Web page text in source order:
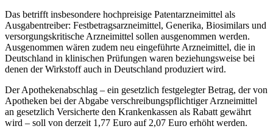
Das betrifft insbesondere hochpreisige Patentarzneimittel als
Ausgabentreiber: Festbetragsarzneimittel, Generika, Biosimilars und
versorgungskritische Arzneimittel sollen ausgenommen werden.
Ausgenommen wären zudem neu eingeführte Arzneimittel, die in
Deutschland in klinischen Prüfungen waren beziehungsweise bei
denen der Wirkstoff auch in Deutschland produziert wird.
Der Apothekenabschlag – ein gesetzlich festgelegter Betrag, der von
Apotheken bei der Abgabe verschreibungspflichtiger Arzneimittel
an gesetzlich Versicherte den Krankenkassen als Rabatt gewährt
wird – soll von derzeit 1,77 Euro auf 2,07 Euro erhöht werden.